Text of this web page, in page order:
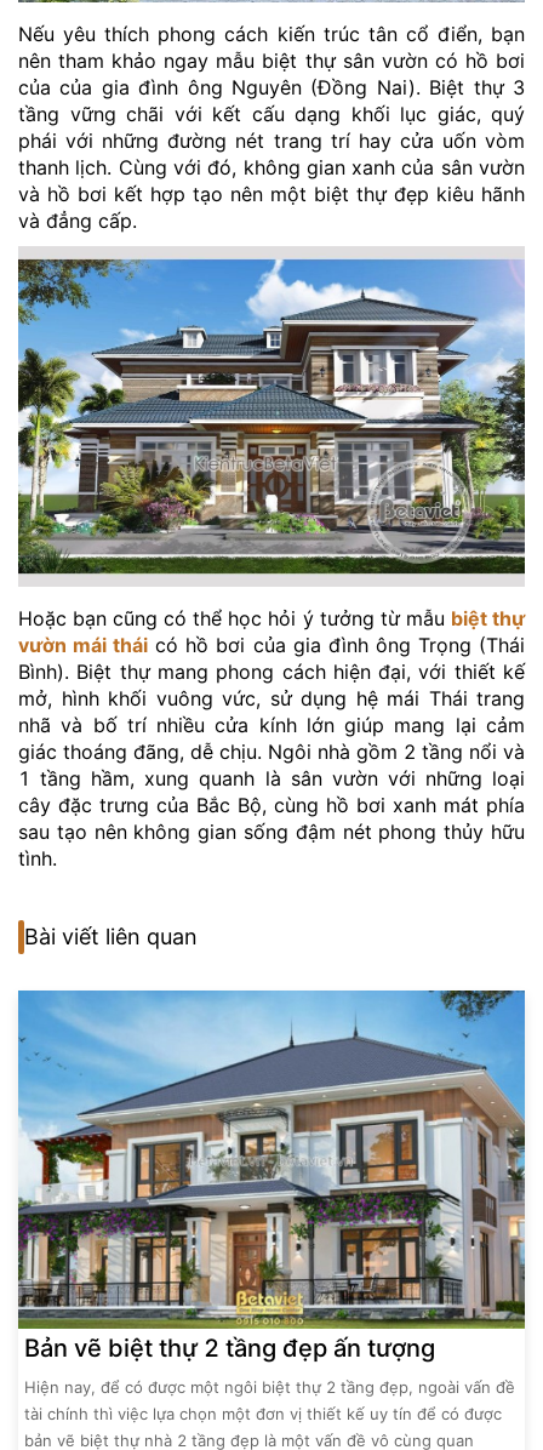
Nếu yêu thích phong cách kiến trúc tân cổ điển, bạn
nên tham khảo ngay mẫu biệt thự sân vườn có hồ bơi
của của gia đình ông Nguyên (Đồng Nai). Biệt thự 3
tầng vững chãi với kết cấu dạng khối lục giác, quý
phái với những đường nét trang trí hay cửa uốn vòm
thanh lịch. Cùng với đó, không gian xanh của sân vườn
và hồ bơi kết hợp tạo nên một biệt thự đẹp kiêu hãnh
và đẳng cấp.
Hoặc bạn cũng có thể học hỏi ý tưởng từ mẫu biệt thự
vườn mái thái có hồ bơi của gia đình ông Trọng (Thái
Bình). Biệt thự mang phong cách hiện đại, với thiết kế
mở, hình khối vuông vức, sử dụng hệ mái Thái trang
nhã và bố trí nhiều cửa kính lớn giúp mang lại cảm
giác thoáng đãng, dễ chịu. Ngôi nhà gồm 2 tầng nổi và
1 tầng hầm, xung quanh là sân vườn với những loại
cây đặc trưng của Bắc Bộ, cùng hồ bơi xanh mát phía
sau tạo nên không gian sống đậm nét phong thủy hữu
tình.
Bài viết liên quan
Bản vẽ biệt thự 2 tầng đẹp ấn tượng
Hiện nay, để có được một ngôi biệt thự 2 tầng đẹp, ngoài vấn đề
tài chính thì việc lựa chọn một đơn vị thiết kế uy tín để có được
bản vẽ biệt thự nhà 2 tầng đẹp là một vấn đề vô cùng quan